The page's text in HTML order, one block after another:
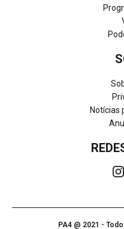
Notícias
PA4 @ 2021 -